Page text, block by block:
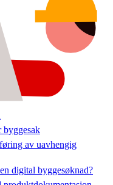
byggesak
av uavhengig
digital byggesøknad?